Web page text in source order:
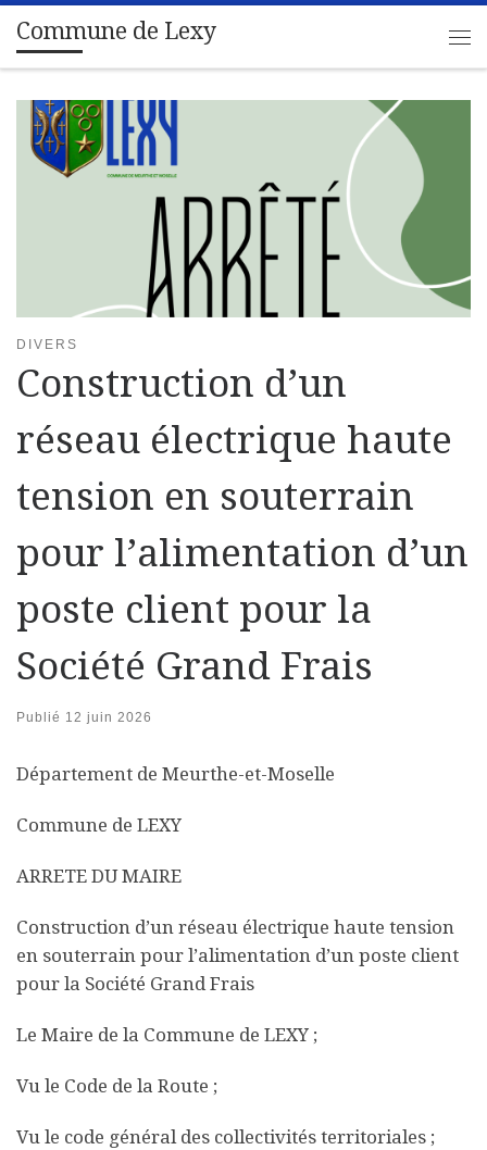
Passer au contenu
Commune de Lexy
DIVERS
Construction d’un
réseau électrique haute
tension en souterrain
pour l’alimentation d’un
poste client pour la
Société Grand Frais
Publié 12 juin 2026
Département de Meurthe-et-Moselle
Commune de LEXY
ARRETE DU MAIRE
Construction d’un réseau électrique haute tension
en souterrain pour l’alimentation d’un poste client
pour la Société Grand Frais
Le Maire de la Commune de LEXY ;
Vu le Code de la Route ;
Vu le code général des collectivités territoriales ;